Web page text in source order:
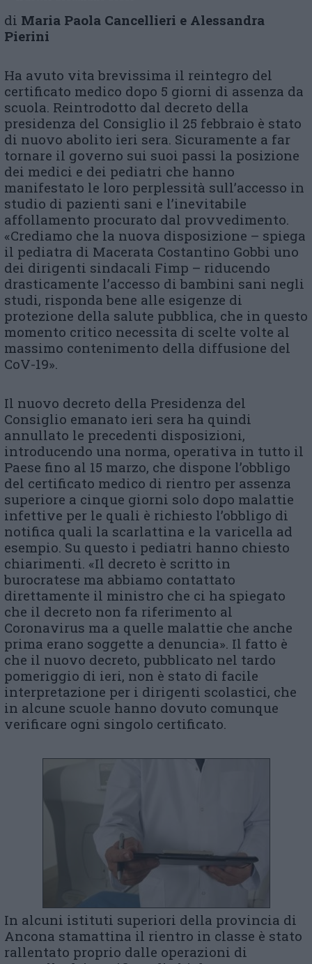
di Maria Paola Cancellieri e Alessandra
Pierini
Ha avuto vita brevissima il reintegro del
certificato medico dopo 5 giorni di assenza da
scuola. Reintrodotto dal decreto della
presidenza del Consiglio il 25 febbraio è stato
di nuovo abolito ieri sera. Sicuramente a far
tornare il governo sui suoi passi la posizione
dei medici e dei pediatri che hanno
manifestato le loro perplessità sull’accesso in
studio di pazienti sani e l’inevitabile
affollamento procurato dal provvedimento.
«Crediamo che la nuova disposizione – spiega
il pediatra di Macerata Costantino Gobbi uno
dei dirigenti sindacali Fimp – riducendo
drasticamente l’accesso di bambini sani negli
studi, risponda bene alle esigenze di
protezione della salute pubblica, che in questo
momento critico necessita di scelte volte al
massimo contenimento della diffusione del
CoV-19».
Il nuovo decreto della Presidenza del
Consiglio emanato ieri sera ha quindi
annullato le precedenti disposizioni,
introducendo una norma, operativa in tutto il
Paese fino al 15 marzo, che dispone l’obbligo
del certificato medico di rientro per assenza
superiore a cinque giorni solo dopo malattie
infettive per le quali è richiesto l’obbligo di
notifica quali la scarlattina e la varicella ad
esempio. Su questo i pediatri hanno chiesto
chiarimenti. «Il decreto è scritto in
burocratese ma abbiamo contattato
direttamente il ministro che ci ha spiegato
che il decreto non fa riferimento al
Coronavirus ma a quelle malattie che anche
prima erano soggette a denuncia». Il fatto è
che il nuovo decreto, pubblicato nel tardo
pomeriggio di ieri, non è stato di facile
interpretazione per i dirigenti scolastici, che
in alcune scuole hanno dovuto comunque
verificare ogni singolo certificato.
In alcuni istituti superiori della provincia di
Ancona stamattina il rientro in classe è stato
rallentato proprio dalle operazioni di